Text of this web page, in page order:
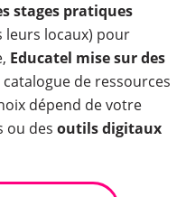
stages pratiques
leurs locaux) pour
Educatel mise sur des
de ressources
dépend de votre
ou des outils digitaux